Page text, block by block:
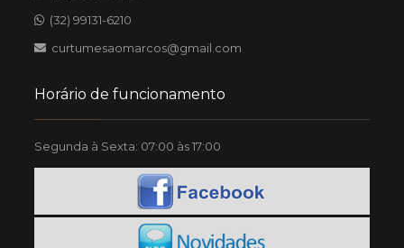
(32) 99131-6210
curtumesaomarcos@gmail.com
Horário de funcionamento
Segunda à Sexta: 07:00 às 17:00